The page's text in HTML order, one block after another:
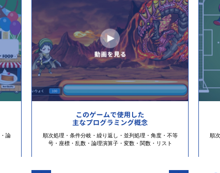
論
このゲームで使用した
主なプログラミング概念
順次処理・条件分岐・繰り返し・並列処理・角度・不等
号・座標・乱数・論理演算子・変数・関数・リスト
順